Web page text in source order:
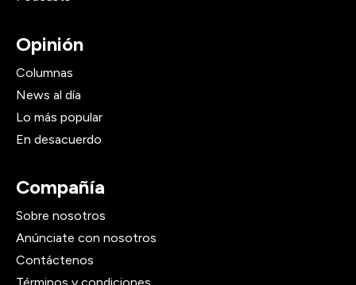
Opinión
Columnas
News al día
Lo más popular
En desacuerdo
Compañía
Sobre nosotros
Anúnciate con nosotros
Contáctenos
Términos y condiciones